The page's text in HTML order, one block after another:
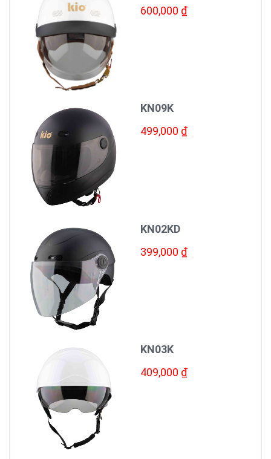
600,000 ₫
KN09K
499,000 ₫
KN02KD
399,000 ₫
KN03K
409,000 ₫